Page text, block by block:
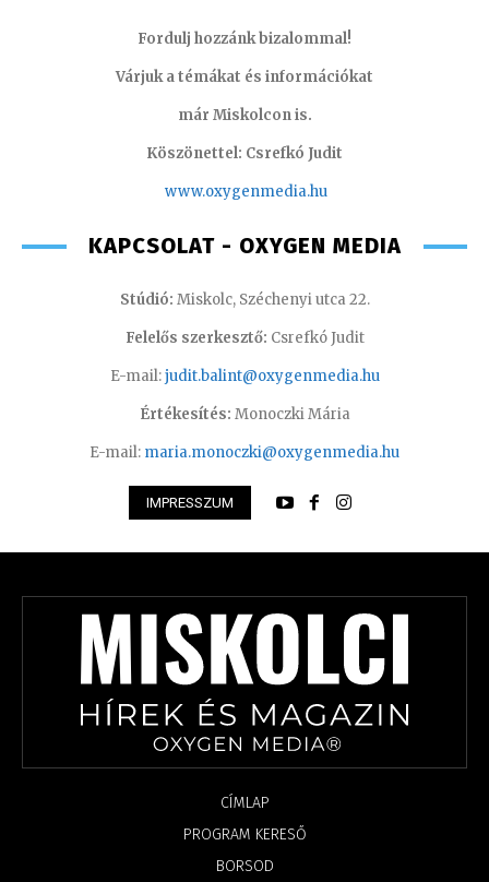
Fordulj hozzánk bizalommal!
Várjuk a témákat és információkat
már Miskolcon is.
Köszönettel: Csrefkó Judit
www.oxygenmedia.hu
KAPCSOLAT - OXYGEN MEDIA
Stúdió: Miskolc, Széchenyi utca 22.
Felelős szerkesztő: Csrefkó Judit
E-mail:judit.balint@oxygenmedia.hu
Értékesítés: Monoczki Mária
E-mail: maria.monoczki@oxygenmedia.hu
IMPRESSZUM
CÍMLAP
PROGRAM KERESŐ
BORSOD